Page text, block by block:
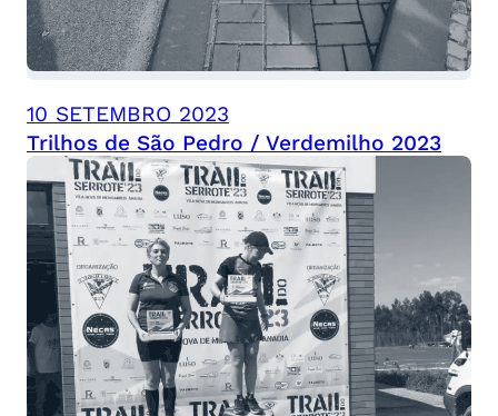
10 SETEMBRO 2023
Trilhos de São Pedro / Verdemilho 2023